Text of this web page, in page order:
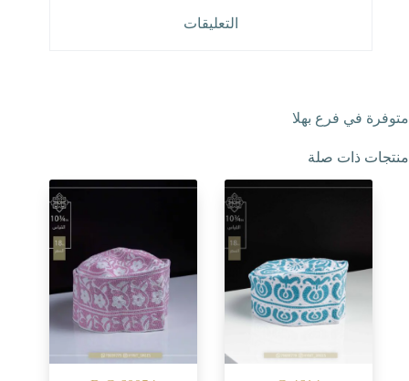
التعليقات
متوفرة في فرع بهلا
منتجات ذات صلة